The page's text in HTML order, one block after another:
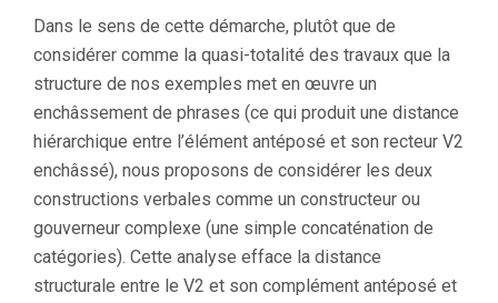
Dans le sens de cette démarche, plutôt que de
considérer comme la quasi-totalité des travaux que la
structure de nos exemples met en œuvre un
enchâssement de phrases (ce qui produit une distance
hiérarchique entre l’élément antéposé et son recteur V2
enchâssé), nous proposons de considérer les deux
constructions verbales comme un constructeur ou
gouverneur complexe (une simple concaténation de
catégories). Cette analyse efface la distance
structurale entre le V2 et son complément antéposé et